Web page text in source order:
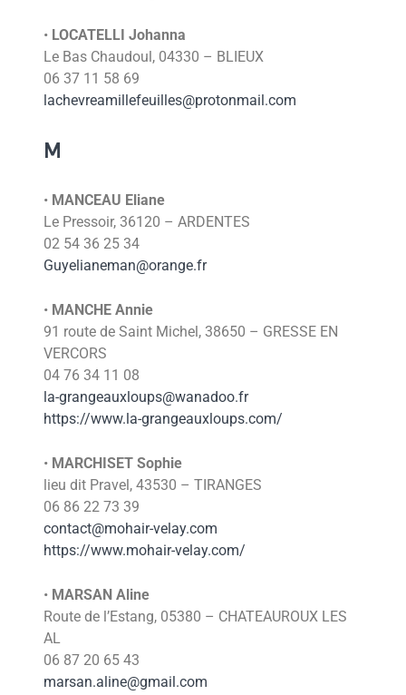
• LOCATELLI Johanna
Le Bas Chaudoul, 04330 – BLIEUX
06 37 11 58 69
lachevreamillefeuilles@protonmail.com
M
• MANCEAU Eliane
Le Pressoir, 36120 – ARDENTES
02 54 36 25 34
Guyelianeman@orange.fr
• MANCHE Annie
91 route de Saint Michel, 38650 – GRESSE EN
VERCORS
04 76 34 11 08
la-grangeauxloups@wanadoo.fr
https://www.la-grangeauxloups.com/
• MARCHISET Sophie
lieu dit Pravel, 43530 – TIRANGES
06 86 22 73 39
contact@mohair-velay.com
https://www.mohair-velay.com/
• MARSAN Aline
Route de l’Estang, 05380 – CHATEAUROUX LES
AL
06 87 20 65 43
marsan.aline@gmail.com